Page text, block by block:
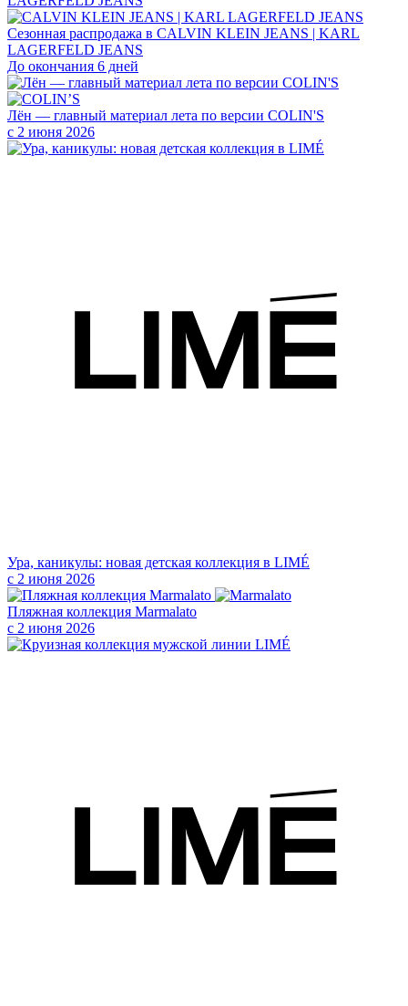
Сезонная распродажа в CALVIN KLEIN JEANS | KARL
LAGERFELD JEANS
До окончания 6 дней
Лён — главный материал лета по версии COLIN'S
с 2 июня 2026
Ура, каникулы: новая детская коллекция в LIMÉ
с 2 июня 2026
Пляжная коллекция Marmalato
с 2 июня 2026